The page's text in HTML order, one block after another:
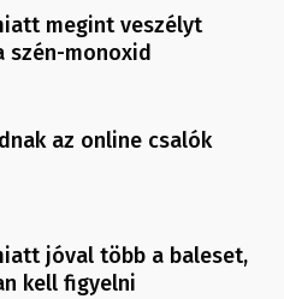
megint veszélyt
szén-monoxid
az online csalók
jóval több a baleset,
kell figyelni